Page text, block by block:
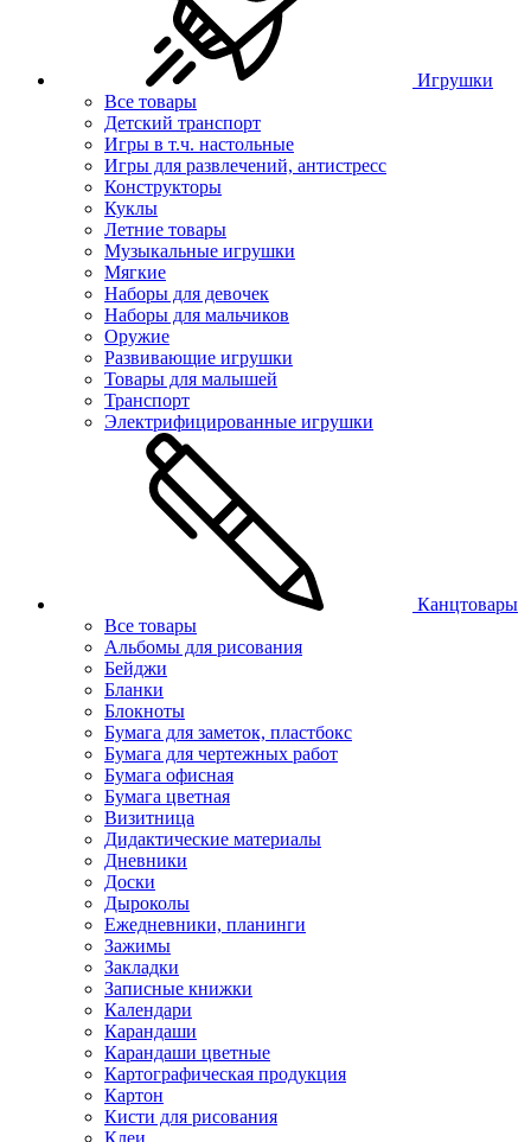
Игрушки
Все товары
Детский транспорт
Игры в т.ч. настольные
Игры для развлечений, антистресс
Конструкторы
Куклы
Летние товары
Музыкальные игрушки
Мягкие
Наборы для девочек
Наборы для мальчиков
Оружие
Развивающие игрушки
Товары для малышей
Транспорт
Электрифицированные игрушки
Канцтовары
Все товары
Альбомы для рисования
Бейджи
Бланки
Блокноты
Бумага для заметок, пластбокс
Бумага для чертежных работ
Бумага офисная
Бумага цветная
Визитница
Дидактические материалы
Дневники
Доски
Дыроколы
Ежедневники, планинги
Зажимы
Закладки
Записные книжки
Календари
Карандаши
Карандаши цветные
Картографическая продукция
Картон
Кисти для рисования
Клеи